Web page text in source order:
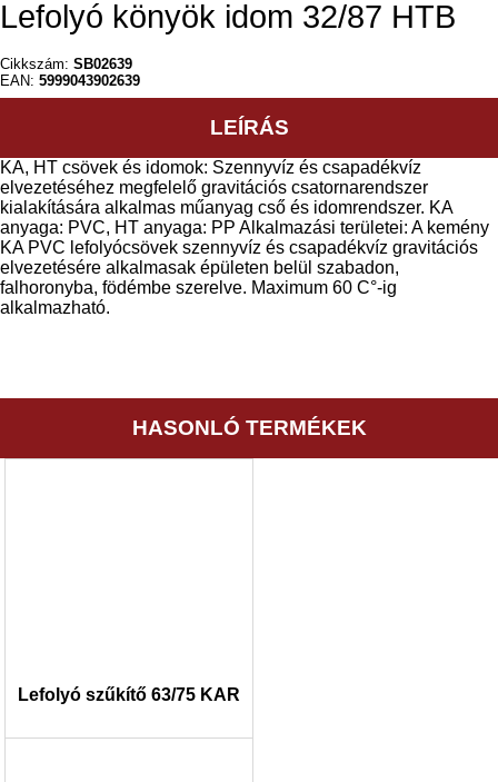
Lefolyó könyök idom 32/87 HTB
Cikkszám: SB02639
EAN: 5999043902639
LEÍRÁS
KA, HT csövek és idomok: Szennyvíz és csapadékvíz
elvezetéséhez megfelelő gravitációs csatornarendszer
kialakítására alkalmas műanyag cső és idomrendszer. KA
anyaga: PVC, HT anyaga: PP Alkalmazási területei: A kemény
KA PVC lefolyócsövek szennyvíz és csapadékvíz gravitációs
elvezetésére alkalmasak épületen belül szabadon,
falhoronyba, födémbe szerelve. Maximum 60 C°-ig
alkalmazható.
HASONLÓ TERMÉKEK
Lefolyó szűkítő 63/75 KAR